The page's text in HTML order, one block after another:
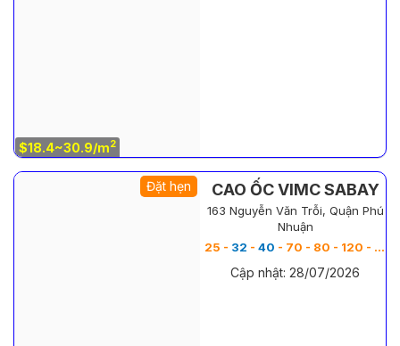
$18.4~30.9/m2
Đặt hẹn CAO ỐC VIMC SABAY
163 Nguyễn Văn Trỗi, Quận Phú
Nhuận
25 - 32 - 40 - 70 - 80 - 120 - 160 m
Cập nhật: 28/07/2026